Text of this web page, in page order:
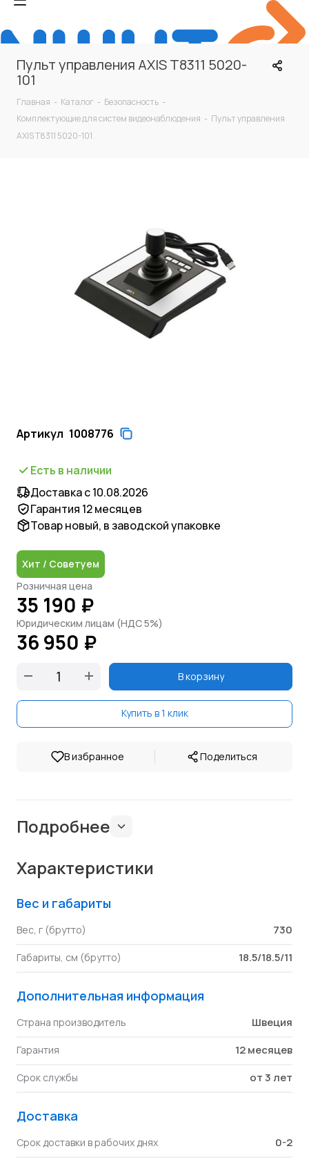
Пульт управления AXIS T8311 5020-
101
Главная - Каталог - Безопасность -
Комплектующие для систем видеонаблюдения - Пульт управления
AXIS T8311 5020-101
Артикул 1008776
Есть в наличии
Доставка с 10.08.2026
Гарантия 12 месяцев
Товар новый, в заводской упаковке
Хит / Советуем
Розничная цена
35 190 ₽
Юридическим лицам (НДС 5%)
36 950 ₽
В корзину
Купить в 1 клик
В избранное | Поделиться
Подробнее
Характеристики
Вес и габариты
Вес, г (брутто) 730
Габариты, см (брутто) 18.5/18.5/11
Дополнительная информация
Страна производитель Швеция
Гарантия 12 месяцев
Срок службы от 3 лет
Доставка
Срок доставки в рабочих днях 0-2